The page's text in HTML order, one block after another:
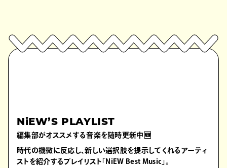
NiEW’S PLAYLIST
編集部がオススメする音楽を随時更新中🆕
時代の機微に反応し、新しい選択肢を提示してくれるアーティ
ストを紹介するプレイリスト「NiEW Best Music」。